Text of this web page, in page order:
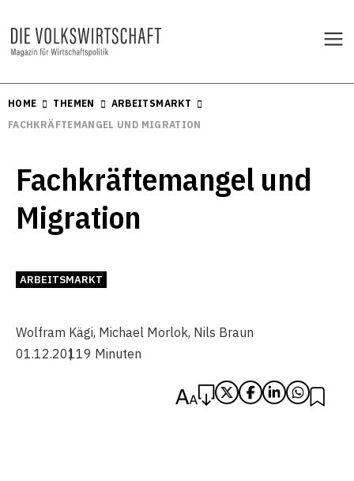
HOME THEMEN
ARBEITSMARKT
FACHKRÄFTEMANGEL UND MIGRATION
Fachkräftemangel und
Migration
ARBEITSMARKT
Wolfram Kägi, Michael Morlok, Nils Braun
01.12.20119 Minuten